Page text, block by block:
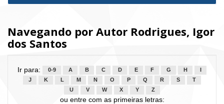
Navegando por Autor Rodrigues, Igor
dos Santos
Ir para: 0-9 A B C D E F G H
J
K L M N O P Q R S
T
U
V W X Y Z
ou entre com as primeiras letras: